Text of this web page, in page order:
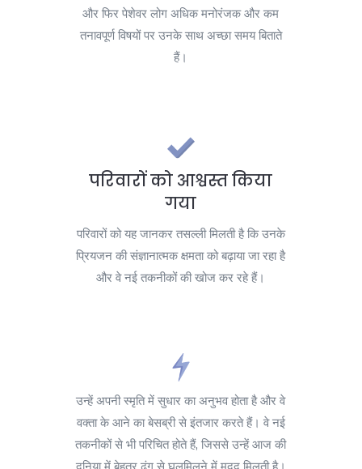
और फिर पेशेवर लोग अधिक मनोरंजक और कम
तनावपूर्ण विषयों पर उनके साथ अच्छा समय बिताते
हैं।
परिवारों को आश्वस्त किया
गया
परिवारों को यह जानकर तसल्ली मिलती है कि उनके
प्रियजन की संज्ञानात्मक क्षमता को बढ़ाया जा रहा है
और वे नई तकनीकों की खोज कर रहे हैं।
उन्हें अपनी स्मृति में सुधार का अनुभव होता है और वे
वक्ता के आने का बेसब्री से इंतजार करते हैं। वे नई
तकनीकों से भी परिचित होते हैं, जिससे उन्हें आज की
दुनिया में बेहतर ढंग से घुलमिलने में मदद मिलती है।